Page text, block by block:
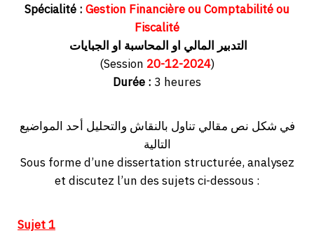
Spécialité : Gestion Financière ou Comptabilité ou
Fiscalité
التدبير المالي او المحاسبة او الجبايات
(Session 20-12-2024)
Durée : 3 heures
في شكل نص مقالي تناول بالنقاش والتحليل أحد المواضيع
التالية
Sous forme d’une dissertation structurée, analysez
et discutez l’un des sujets ci-dessous :
Sujet 1